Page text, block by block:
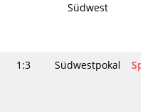
Südwest
1:3 Südwestpokal